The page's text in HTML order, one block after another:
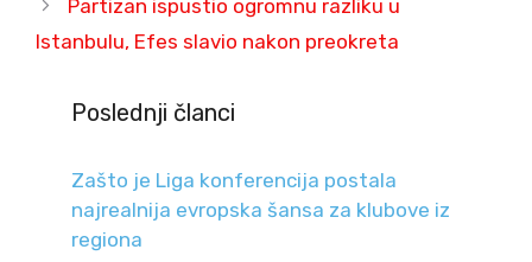
Partizan ispustio ogromnu razliku u
Istanbulu, Efes slavio nakon preokreta
Poslednji članci
Zašto je Liga konferencija postala
najrealnija evropska šansa za klubove iz
regiona